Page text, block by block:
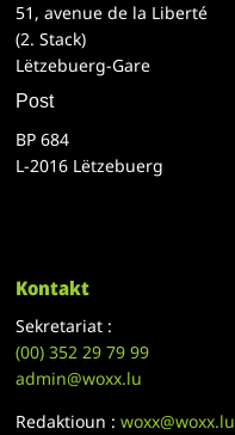
51, avenue de la Liberté
(2. Stack)
Lëtzebuerg-Gare
Post
BP 684
L-2016 Lëtzebuerg
Kontakt
Sekretariat :
(00)352 29 79 99
admin@woxx.lu
Redaktioun :woxx@woxx.lu